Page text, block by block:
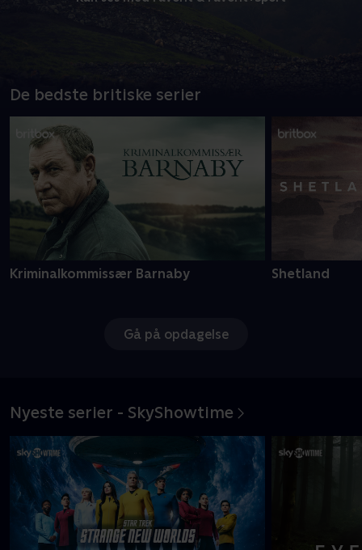
De bedste britiske serier
Kriminalkommissær Barnaby Shetland
Gå på opdagelse
Nyeste serier - SkyShowtime